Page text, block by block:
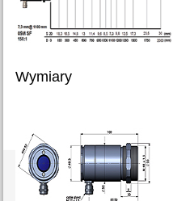
Wymiary